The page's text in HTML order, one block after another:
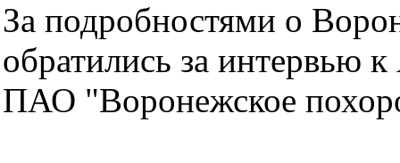
За подробностями о
обратились за интервью
ПАО "Воронежское